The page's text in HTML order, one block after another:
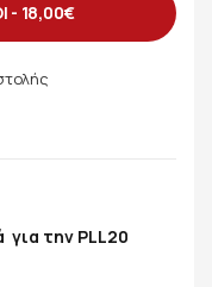
- 18,00€
για την PLL20